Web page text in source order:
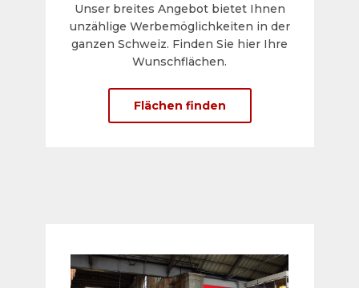
Unser breites Angebot bietet Ihnen
unzählige Werbemöglichkeiten in der
ganzen Schweiz. Finden Sie hier Ihre
Wunschflächen.
Flächen finden